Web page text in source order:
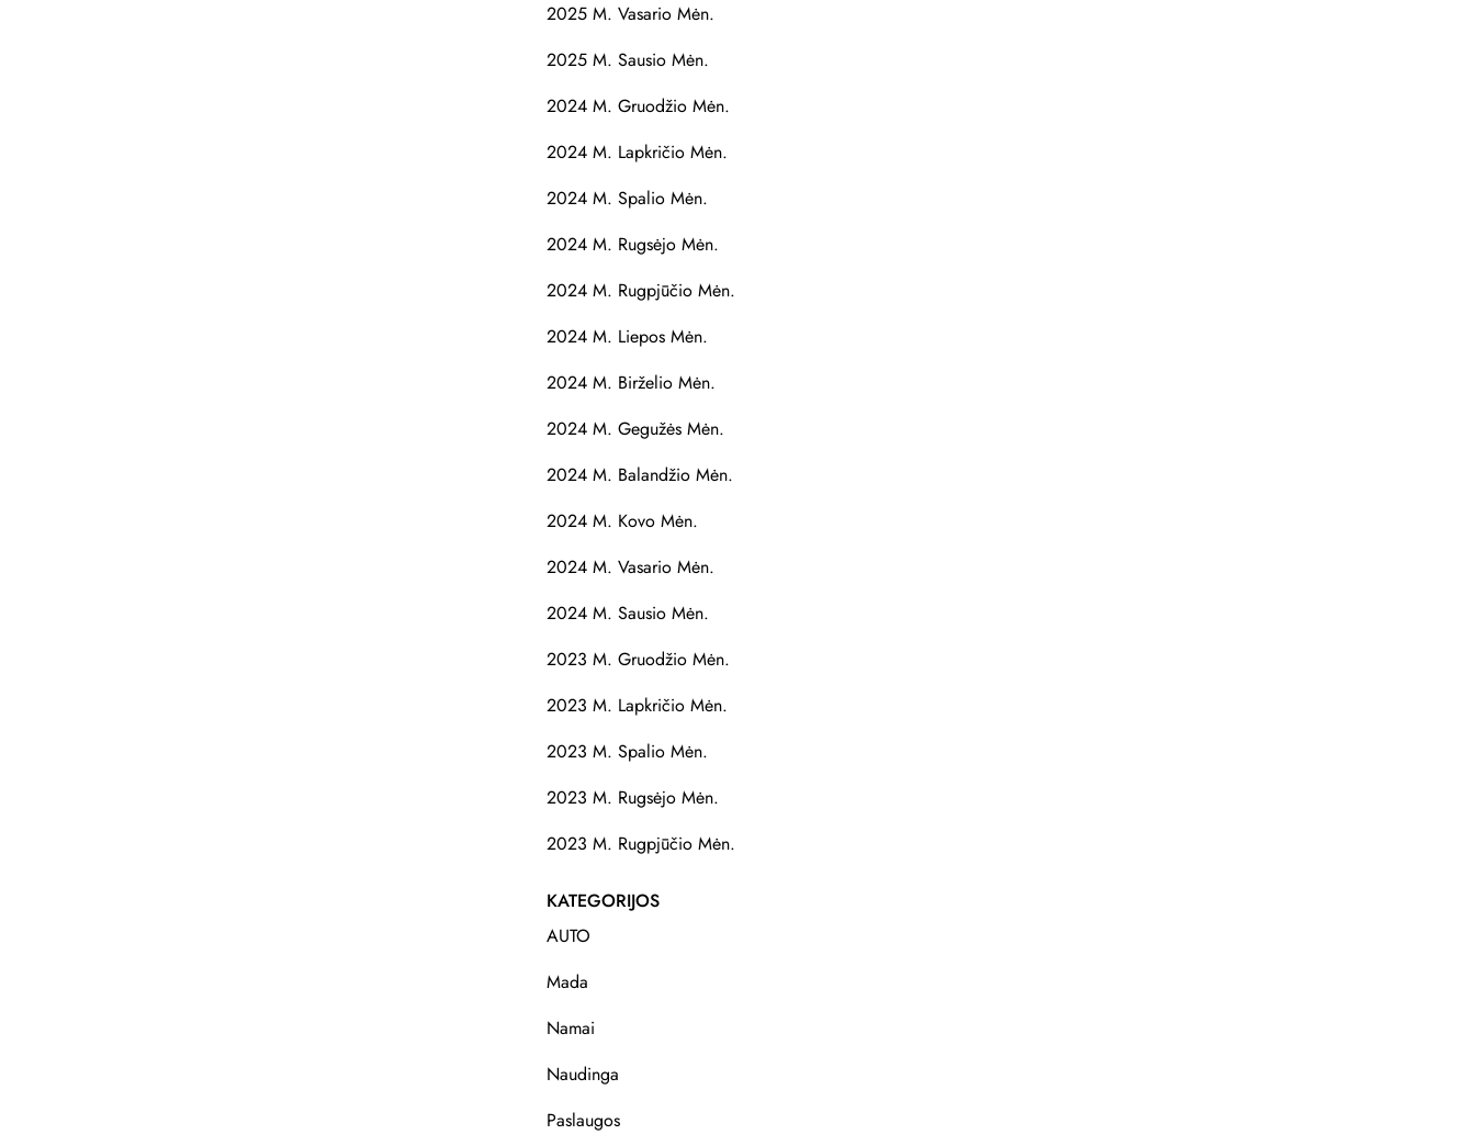
2025 M. Vasario Mėn.
2025 M. Sausio Mėn.
2024 M. Gruodžio Mėn.
2024 M. Lapkričio Mėn.
2024 M. Spalio Mėn.
2024 M. Rugsėjo Mėn.
2024 M. Rugpjūčio Mėn.
2024 M. Liepos Mėn.
2024 M. Birželio Mėn.
2024 M. Gegužės Mėn.
2024 M. Balandžio Mėn.
2024 M. Kovo Mėn.
2024 M. Vasario Mėn.
2024 M. Sausio Mėn.
2023 M. Gruodžio Mėn.
2023 M. Lapkričio Mėn.
2023 M. Spalio Mėn.
2023 M. Rugsėjo Mėn.
2023 M. Rugpjūčio Mėn.
KATEGORIJOS
AUTO
Mada
Namai
Naudinga
Paslaugos